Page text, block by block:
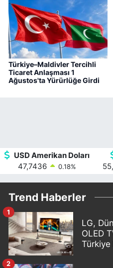
Türkiye–Maldivler Tercihli
Ticaret Anlaşması 1
Ağustos'ta Yürürlüğe Girdi
USD Amerikan Doları
47,7436
0.18%
Trend Haberler
LG,
OLED
Türkiye
1
2